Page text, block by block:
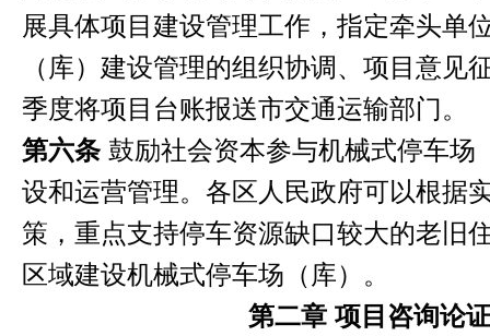
展具体项目建设管理工作，指定牵头单
（库）建设管理的组织协调、项目意见
季度将项目台账报送市交通运输部门。
第六条 鼓励社会资本参与机械式停车场
设和运营管理。各区人民政府可以根据
策，重点支持停车资源缺口较大的老旧
区域建设机械式停车场（库）。
第二章 项目咨询论